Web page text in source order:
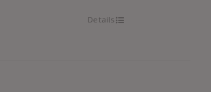
Details